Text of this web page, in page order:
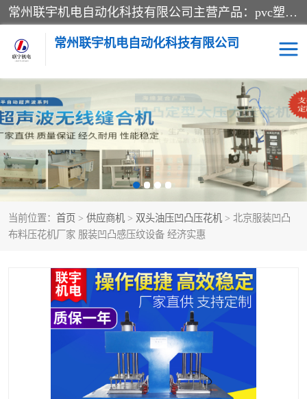
常州联宇机电自动化科技有限公司主营产品：pvc塑料焊机、高频热合机、软膜天花压边机、服装布料凹凸压花机、布料3d压印设备、服装植胶设备、超声波布料花边机、无纺布热合机、全自动压花机。
常州联宇机电自动化科技有限公司
当前位置： 首页 > 供应商机 > 双头油压凹凸压花机 > 北京服装凹凸
布料压花机厂家 服装凹凸感压纹设备 经济实惠
压花定型机以及压花模具 超声波热合机
高频热合机 超声波花边机
超声波复合压花机 凹凸压花机压标机
3040凹凸压花机 双头服装凹凸压花机
高频压花压标机 自动超声波打片成型机
泡壳包装封口机 海绵产品成型机